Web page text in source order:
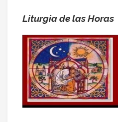
Liturgia de las Horas